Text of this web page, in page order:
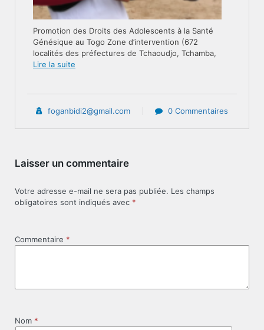
Promotion des Droits des Adolescents à la Santé
Génésique au Togo Zone d’intervention (672
localités des préfectures de Tchaoudjo, Tchamba,
Lire la suite
foganbidi2@gmail.com 0 Commentaires
Laisser un commentaire
Votre adresse e-mail ne sera pas publiée. Les champs
obligatoires sont indiqués avec *
Commentaire *
Nom *